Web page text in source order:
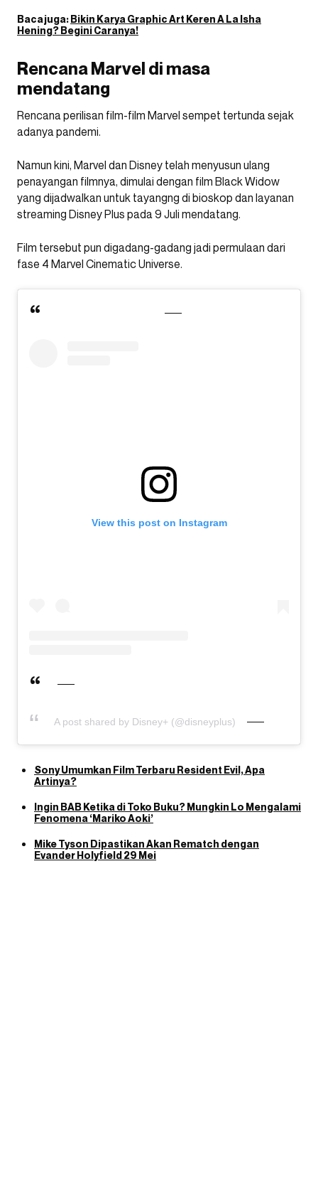
Baca juga:Bikin Karya Graphic Art Keren A La Isha
Hening? Begini Caranya!
Rencana Marvel di masa
mendatang
Rencana perilisan film-film Marvel sempet tertunda sejak
adanya pandemi.
Namun kini, Marvel dan Disney telah menyusun ulang
penayangan filmnya, dimulai dengan film Black Widow
yang dijadwalkan untuk tayangng di bioskop dan layanan
streaming Disney Plus pada 9 Juli mendatang.
Film tersebut pun digadang-gadang jadi permulaan dari
fase 4 Marvel Cinematic Universe.
View this post on Instagram
A post shared by Disney+ (@disneyplus)
Sony Umumkan Film Terbaru Resident Evil, Apa
Artinya?
Ingin BAB Ketika di Toko Buku? Mungkin Lo Mengalami
Fenomena ‘Mariko Aoki’
Mike Tyson Dipastikan Akan Rematch dengan
Evander Holyfield 29 Mei